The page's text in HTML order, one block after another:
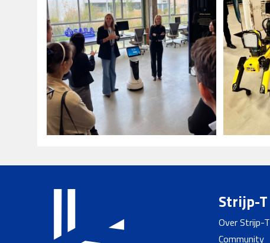
Strijp-T
Over Strijp-T
Community